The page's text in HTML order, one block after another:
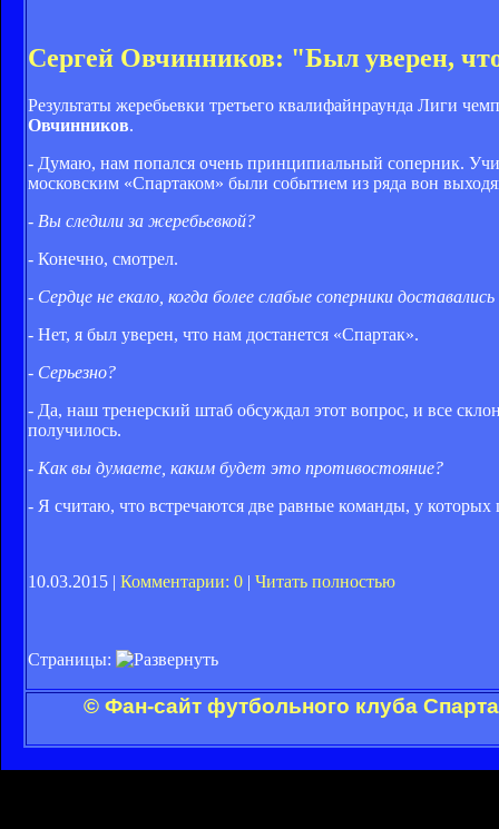
Сергей Овчинников: "Был уверен,
Результаты жеребьевки третьего квалифайнраунда Лиги
Овчинников.
- Думаю, нам попался очень принципиальный соперник.
московским «Спартаком» были событием из ряда вон
- Вы следили за жеребьевкой?
- Конечно, смотрел.
- Сердце не екало, когда более слабые соперники
- Нет, я был уверен, что нам достанется «Спартак».
- Серьезно?
- Да, наш тренерский штаб обсуждал этот вопрос, и все
получилось.
- Как вы думаете, каким будет это противостояние?
- Я считаю, что встречаются две равные команды, у
10.03.2015 | Комментарии: 0 | Читать полностью
Страницы:
© Фан-сайт футбольного клуба